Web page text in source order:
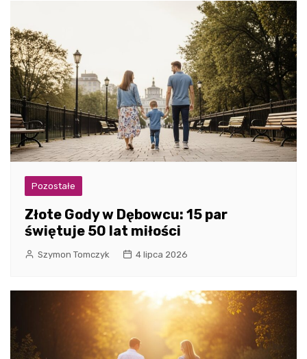
Pozostałe
Złote Gody w Dębowcu: 15 par
świętuje 50 lat miłości
Szymon Tomczyk 4 lipca 2026